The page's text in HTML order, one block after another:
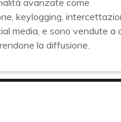
keylogging,
media, e sono vendute a
la diffusione.